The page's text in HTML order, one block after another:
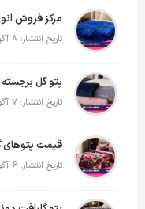
تاریخ انتشار: 8 آگوست 2026
تاریخ انتشار: 7 آگوست 2026
تاریخ انتشار: 6 آگوست 2026